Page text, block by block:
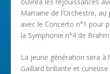
Marraine de l’Orchestre,
avec le Concerto n°1 pour
la Symphonie n°4 de
La jeune génération sera à
Gaillard brillante et